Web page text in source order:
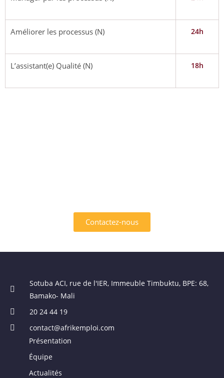
Améliorer les processus (N) 24h
L’assistant(e) Qualité (N) 18h
Contactez-nous
Sotuba ACI, rue de l'IER, Immeuble Timbuktu, BPE: 68,
Bamako- Mali
20 24 44 19
contact@afrikemploi.com
Présentation
Équipe
Actualités